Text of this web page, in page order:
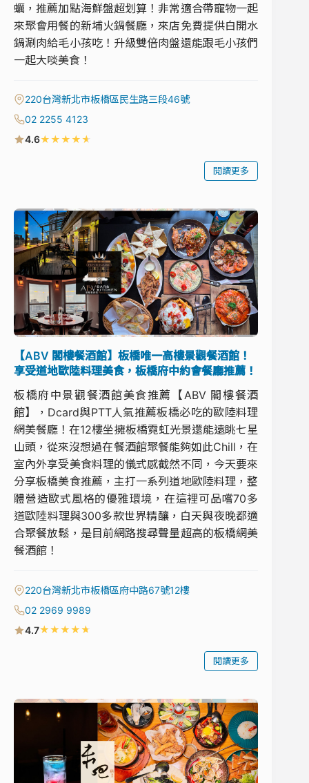
蠣，推薦加點海鮮盤超划算！非常適合帶寵物一起
來聚會用餐的新埔火鍋餐廳，來店免費提供白開水
鍋涮肉給毛小孩吃！升級雙倍肉盤還能跟毛小孩們
一起大啖美食！
220台灣新北市板橋區民生路三段46號
02 2255 4123
4.6★★★★★
閱讀更多
【ABV 閣樓餐酒館】板橋唯一高樓景觀餐酒館！
享受道地歐陸料理美食，板橋府中約會餐廳推薦！
板橋府中景觀餐酒館美食推薦【ABV 閣樓餐酒
館】，Dcard與PTT人氣推薦板橋必吃的歐陸料理
網美餐廳！在12樓坐擁板橋霓虹光景還能遠眺七星
山頭，從來沒想過在餐酒館聚餐能夠如此Chill，在
室內外享受美食料理的儀式感截然不同，今天要來
分享板橋美食推薦，主打一系列道地歐陸料理，整
體營造歐式風格的優雅環境，在這裡可品嚐70多
道歐陸料理與300多款世界精釀，白天與夜晚都適
合聚餐放鬆，是目前網路搜尋聲量超高的板橋網美
餐酒館！
220台灣新北市板橋區府中路67號12樓
02 2969 9989
4.7★★★★★
閱讀更多